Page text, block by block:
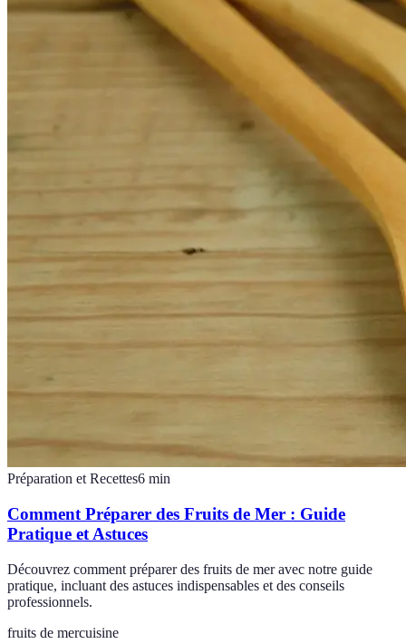
Préparation et Recettes6 min
Comment Préparer des Fruits de Mer : Guide
Pratique et Astuces
Découvrez comment préparer des fruits de mer avec notre guide
pratique, incluant des astuces indispensables et des conseils
professionnels.
fruits de mercuisine